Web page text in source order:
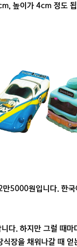
높이가 4cm 정도
5000원입니다. 한
다. 하지만 그럴 때
장을 채워나갈 때